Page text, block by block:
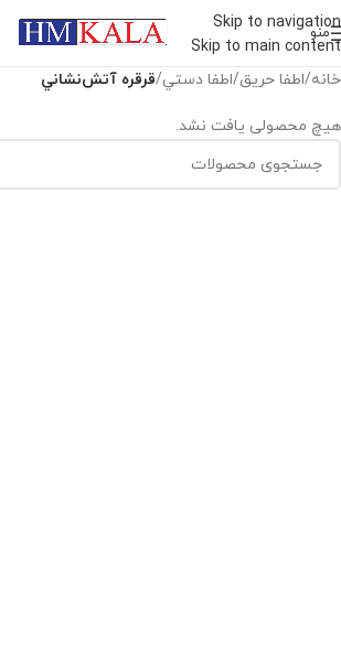
Skip to navigation
Skip to main content
منو
خانه/اطفا حريق/اطفا دستي/قرقره آتش‌نشاني
هیچ محصولی یافت نشد.